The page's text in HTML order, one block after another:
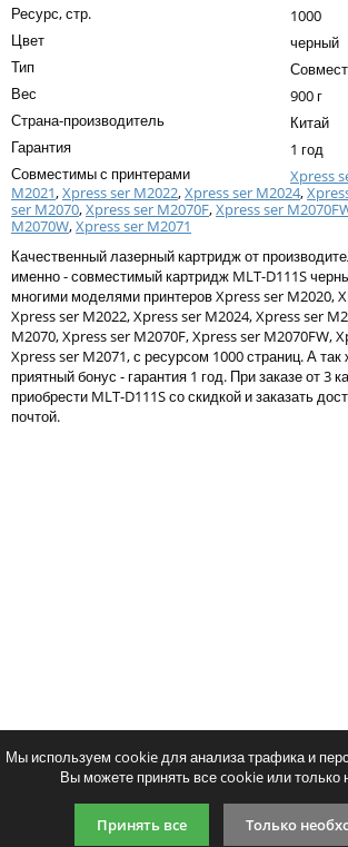
OKI
Samsung
Sharp
Toshiba
Xerox
Для франкировальной машины
Ленточные картриджи
Тонер и девелопер
Ресурс, стр.
1000
Цвет
черный
Тип
Вес
900 г
Страна-производитель
Китай
Гарантия
1 год
Совместимы с принтерами
Xpress
M2021,Xpress ser M2022,Xpress ser M2024,
ser M2070,Xpress ser M2070F,Xpress ser
M2070W,Xpress ser M2071
Качественный лазерный картридж от
именно - совместимый картридж MLT-D111S
многими моделями принтеров Xpress ser M2020,
Xpress ser M2022, Xpress ser M2024, Xpress ser
M2070, Xpress ser M2070F, Xpress ser M2070FW,
Xpress ser M2071, с ресурсом 1000 страниц. А
приятный бонус - гарантия 1 год. При заказе от 3
приобрести MLT-D111S со скидкой и заказать
почтой.
Введите код, указанный на картинке:
Мы используем cookie для анализа трафика и
Вы можете принять все cookie или только
Принять все Только